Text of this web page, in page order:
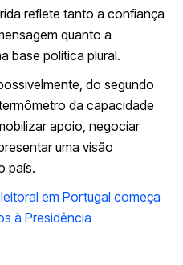
reflete tanto a confiança
quanto a
base política plural.
do segundo
da capacidade
apoio, negociar
uma visão
país.
em Portugal começa
à Presidência